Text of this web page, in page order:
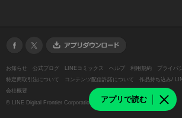
アプリで読む
お知らせ 公式ブログ LINEコミックス ヘルプ 利用規約
プライバ
特定商取引法について
コンテンツ配信許諾について 作品持ち込み/
会社概要
© LINE Digital Frontier Corporation